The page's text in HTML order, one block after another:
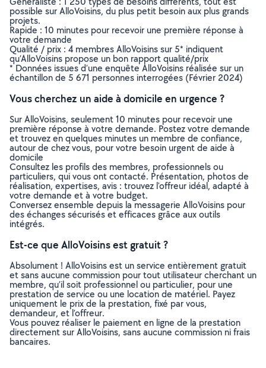
possible sur AlloVoisins, du plus petit besoin aux plus grands
projets.
Rapide : 10 minutes pour recevoir une première réponse à
votre demande
Qualité / prix : 4 membres AlloVoisins sur 5* indiquent
qu’AlloVoisins propose un bon rapport qualité/prix
* Données issues d’une enquête AlloVoisins réalisée sur un
échantillon de 5 671 personnes interrogées (Février 2024)
Vous cherchez un aide à domicile en urgence ?
Sur AlloVoisins, seulement 10 minutes pour recevoir une
première réponse à votre demande. Postez votre demande
et trouvez en quelques minutes un membre de confiance,
autour de chez vous, pour votre besoin urgent de aide à
domicile
Consultez les profils des membres, professionnels ou
particuliers, qui vous ont contacté. Présentation, photos de
réalisation, expertises, avis : trouvez l'offreur idéal, adapté à
votre demande et à votre budget.
Conversez ensemble depuis la messagerie AlloVoisins pour
des échanges sécurisés et efficaces grâce aux outils
intégrés.
Est-ce que AlloVoisins est gratuit ?
Absolument ! AlloVoisins est un service entièrement gratuit
et sans aucune commission pour tout utilisateur cherchant un
membre, qu’il soit professionnel ou particulier, pour une
prestation de service ou une location de matériel. Payez
uniquement le prix de la prestation, fixé par vous,
demandeur, et l’offreur.
Vous pouvez réaliser le paiement en ligne de la prestation
directement sur AlloVoisins, sans aucune commission ni frais
bancaires.